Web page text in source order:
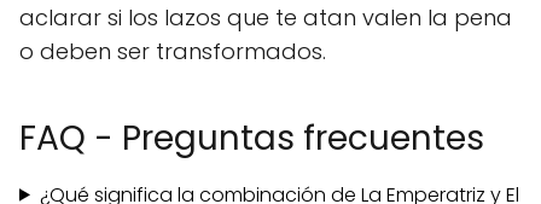
aclarar si los lazos que te atan valen la pena
o deben ser transformados.
FAQ - Preguntas frecuentes
¿Qué significa la combinación de La Emperatriz y El